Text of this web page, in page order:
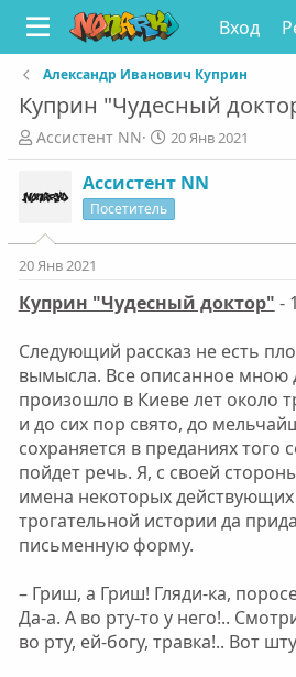
Вход
Александр Иванович Куприн
Куприн "Чудесный
А
в
о
т
е
ы
Ассистент NN
Д
а
т
а
н
а
л
20 Янв 2021
Ассистент NN
Посетитель
20 Янв 2021
Куприн "Чудесный доктор" -
Следующий рассказ не есть
вымысла. Все описанное мною
произошло в Киеве лет около
и до сих пор свято, до
сохраняется в преданиях того
пойдет речь. Я, с своей
имена некоторых действующих
трогательной истории да
письменную форму.
– Гриш, а Гриш! Гляди-ка,
Да-а. А во рту-то у него!..
во рту, ей-богу, травка!.. Вот